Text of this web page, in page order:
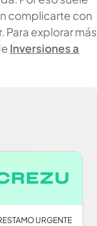
complicarte con
explorar más
Inversiones a
URGENTE